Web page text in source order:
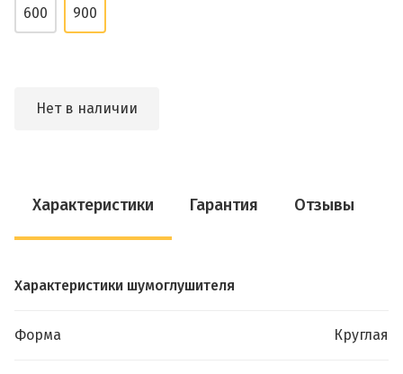
600 900
Нет в наличии
Характеристики Гарантия Отзывы
Характеристики шумоглушителя
Форма Круглая